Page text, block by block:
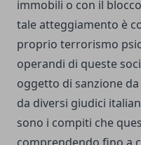
immobili o con il
tale atteggiamento è
proprio terrorismo
operandi di queste
oggetto di sanzione
da diversi giudici
sono i compiti che
comprendendo fino a